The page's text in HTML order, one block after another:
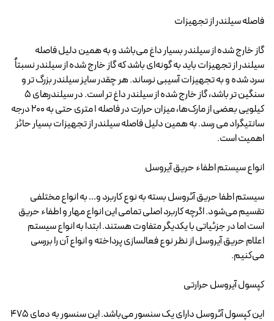
فاصله سیلندر از تجهیزات
گاز خارج شده از سیلندر بسیار داغ می‌باشد و به همین دلیل فاصله
سیلندر از تجهیزات باید به گونه‌ای باشد که گاز خارج شده از سیلندر نسبتاٌ
سرد شده و به تجهیزات آسیبی نرساند. هر چقدر سایز سیلندر بزرگ تر و
سنگین تر باشد، گاز خارج شده از سیلندر داغ تر است. در سیلندرهای ۵
کیلویی بعضی از مارک‌ها، میزان حرارت در فاصله ۱ متری حتی به ۲۰۰ درجه
سانتیگراد می رسد. به همین دلیل فاصله سیلندر از تجهیزات بسیار حائز
اهمیت است.
انواع سیستم اطفاء حریق آیروسل
سیستم اطفا حریق آئروسل بسته به نوع کاربرد و… به انواع مختلفی
تقسیم می‌شود. اگرچه کاربرد اصلی تمامی این انواع مهار و اطفاء حریق
است اما در جزئیاتی با یکدیگر متفاوت هستند. ابتدا به انواع سیستم
اعلام حریق آیروسل از نظر نوع فعالسازی پرداخته و انواع آن را بررسی
می‌کنیم.
کپسول آیروسل حرارتی
این کپسول آئروسل دارای یک سنسور می‌باشد. این سنسور به دمای 475